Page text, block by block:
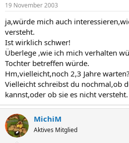
19 November 2003
ja,würde mich auch
versteht.
Ist wirklich schwer!
Überlege ,wie ich mich verhalten
Tochter betreffen würde.
Hm,vielleicht,noch 2,3 Jahre warten?
Vielleicht schreibst du nochmal,ob
kannst,oder ob sie es nicht versteht.
MichiM
Aktives Mitglied